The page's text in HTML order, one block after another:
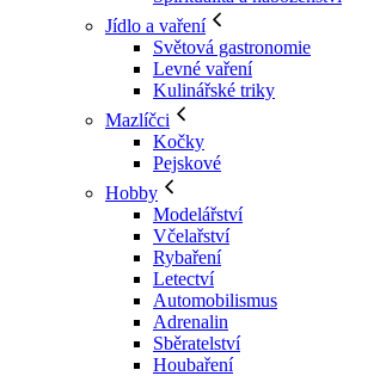
Jídlo a vaření
Světová gastronomie
Levné vaření
Kulinářské triky
Mazlíčci
Kočky
Pejskové
Hobby
Modelářství
Včelařství
Rybaření
Letectví
Automobilismus
Adrenalin
Sběratelství
Houbaření